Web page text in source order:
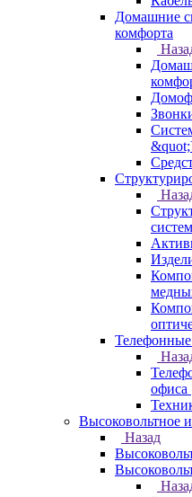
Домашние
комфорта
Телефонные
офиса
Высоковольтное
Назад